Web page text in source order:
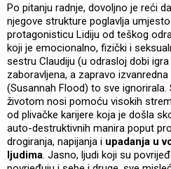
Po pitanju radnje, dovoljno je reći
njegove strukture poglavlja
protagonisticu Lidiju od teškog
koji je emocionalno, fizički i
sestru Claudiju (u odrasloj dobi
zaboravljena, a zapravo
(Susannah Flood) to sve
životom nosi pomoću visokih
od plivačke karijere koja je došla
auto-destruktivnih manira poput
drogiranja, napijanja i upadanja u
ljudima. Jasno, ljudi koji su